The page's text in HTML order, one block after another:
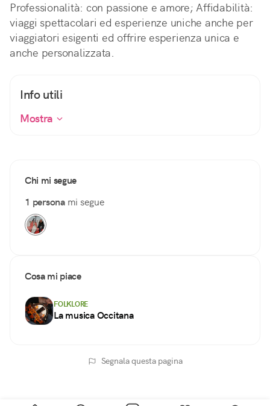
Professionalità: con passione e amore; Affidabilità:
viaggi spettacolari ed esperienze uniche anche per
viaggiatori esigenti ed offrire esperienza unica e
anche personalizzata.
Info utili
Mostra
Chi mi segue
1 personami segue
Cosa mi piace
FOLKLORE
La musica Occitana
Segnala questa pagina